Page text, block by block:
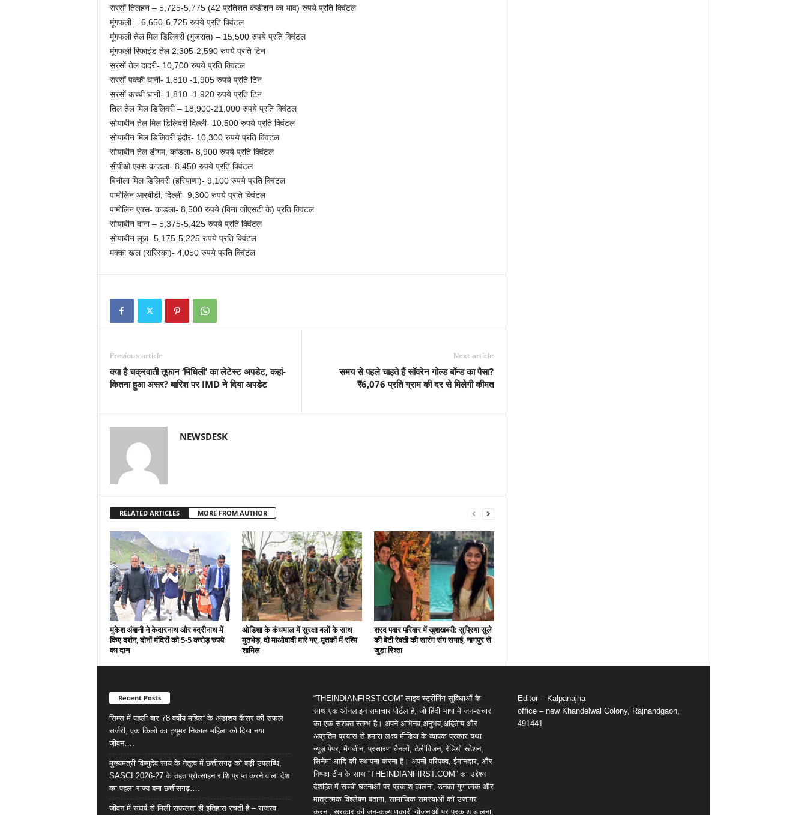
सरसों तिलहन – 5,725-5,775 (42 प्रतिशत कंडीशन का भाव) रुपये प्रति क्विंटल
मूंगफली – 6,650-6,725 रुपये प्रति क्विंटल
मूंगफली तेल मिल डिलिवरी (गुजरात) – 15,500 रुपये प्रति क्विंटल
मूंगफली रिफाइंड तेल 2,305-2,590 रुपये प्रति टिन
सरसों तेल दादरी- 10,700 रुपये प्रति क्विंटल
सरसों पक्की घानी- 1,810 -1,905 रुपये प्रति टिन
सरसों कच्ची घानी- 1,810 -1,920 रुपये प्रति टिन
तिल तेल मिल डिलिवरी – 18,900-21,000 रुपये प्रति क्विंटल
सोयाबीन तेल मिल डिलिवरी दिल्ली- 10,500 रुपये प्रति क्विंटल
सोयाबीन मिल डिलिवरी इंदौर- 10,300 रुपये प्रति क्विंटल
सोयाबीन तेल डीगम, कांडला- 8,900 रुपये प्रति क्विंटल
सीपीओ एक्स-कांडला- 8,450 रुपये प्रति क्विंटल
बिनौला मिल डिलिवरी (हरियाणा)- 9,100 रुपये प्रति क्विंटल
पामोलिन आरबीडी, दिल्ली- 9,300 रुपये प्रति क्विंटल
पामोलिन एक्स- कांडला- 8,500 रुपये (बिना जीएसटी के) प्रति क्विंटल
सोयाबीन दाना – 5,375-5,425 रुपये प्रति क्विंटल
सोयाबीन लूज- 5,175-5,225 रुपये प्रति क्विंटल
मक्का खल (सरिस्का)- 4,050 रुपये प्रति क्विंटल
Previous article
क्या है चक्रवाती तूफान ‘मिधिली’ का लेटेस्ट अपडेट, कहां-
कितना हुआ असर? बारिश पर IMD ने दिया अपडेट
Next article
समय से पहले चाहते हैं सॉवरेन गोल्ड बॉन्ड का पैसा?
₹6,076 प्रति ग्राम की दर से मिलेगी कीमत
NEWSDESK
RELATED ARTICLES MORE FROM AUTHOR
मुकेश अंबानी ने केदारनाथ और बद्रीनाथ में
किए दर्शन, दोनों मंदिरों को 5-5 करोड़ रुपये
का दान
ओडिशा के कंधमाल में सुरक्षा बलों के साथ
मुठभेड़, दो माओवादी मारे गए, मृतकों में रश्मि
शामिल
शरद पवार परिवार में खुशखबरी: सुप्रिया सुले
की बेटी रेवती की सारंग संग सगाई, नागपुर से
जुड़ा रिश्ता
Recent Posts
सिम्स में पहली बार 78 वर्षीय महिला के अंडाशय कैंसर की सफल
सर्जरी, एक किलो का ट्यूमर निकाल महिला को दिया नया
जीवन….
मुख्यमंत्री विष्णुदेव साय के नेतृत्व में छत्तीसगढ़ को बड़ी उपलब्धि,
SASCI 2026-27 के तहत प्रोत्साहन राशि प्राप्त करने वाला देश
का पहला राज्य बना छत्तीसगढ़….
जीवन में संघर्ष से मिली सफलता ही इतिहास रचती है – राजस्व
“THEINDIANFIRST.COM” लाइव स्ट्रीमिंग सुविधाओं के
साथ एक ऑनलाइन समाचार पोर्टल है, जो हिंदी भाषा में जन-संचार
का एक सशक्त स्तम्भ है। अपने अभिनव,अनुभव,अद्वितीय और
अप्रतिम प्रयास से हमारा लक्ष्य मीडिया के व्यापक प्रकार यथा
न्यूज़ पेपर, मैगजीन, प्रसारण चैनलों, टेलीविजन, रेडियो स्टेशन,
सिनेमा आदि की स्थापना करना है। अपनी परिपक्व, ईमानदार, और
निष्पक्ष टीम के साथ “THEINDIANFIRST.COM” का उद्देश्य
देशहित में सच्ची घटनाओं पर प्रकाश डालना, उनका गुणात्मक और
मात्रात्मक विश्लेषण बताना, सामाजिक समस्याओं को उजागर
करना, सरकार की जन-कल्याणकारी योजनाओं पर प्रकाश डालना,
Editor – Kalpanajha
office – new Khandelwal Colony, Rajnandgaon,
491441